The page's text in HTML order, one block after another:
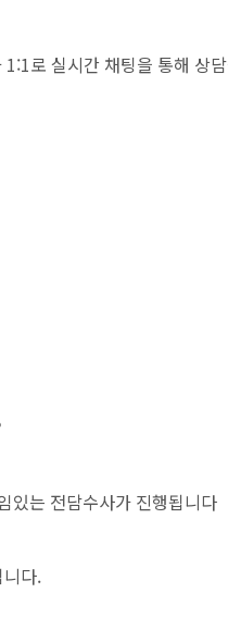
로 실시간 채팅을 통해 상
있는 전담수사가 진행됩니다
다.